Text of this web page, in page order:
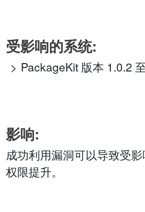
受影响的系统:
PackageKit 版本 1.0.2
影响:
成功利用漏洞可以导致受
权限提升。